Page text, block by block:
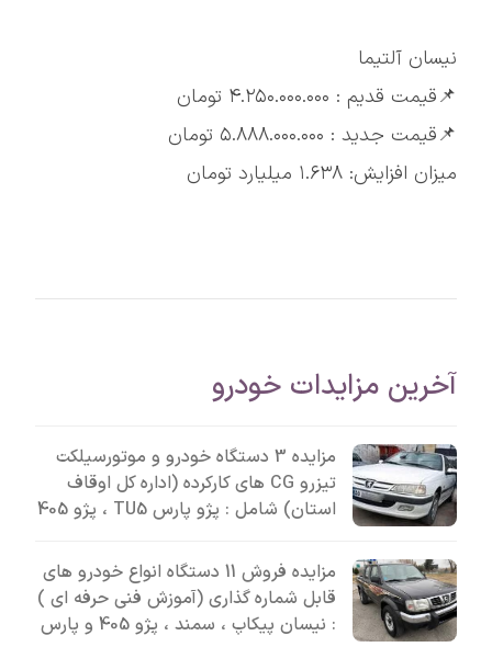
نیسان آلتیما
📌قیمت قدیم : ۴.۲۵۰.۰۰۰.۰۰۰ تومان
📌قیمت جدید : ۵.۸۸۸.۰۰۰.۰۰۰ تومان
میزان افزایش: ۱.۶۳۸ میلیارد تومان
آخرین مزایدات خودرو
مزایده 3 دستگاه خودرو و موتورسیلکت
تیزرو CG های کارکرده (اداره کل اوقاف
استان) شامل : پژو پارس TU5 ، پژو 405
مزایده فروش 11 دستگاه انواع خودرو های
قابل شماره گذاری (آموزش فنی حرفه ای )
: نیسان پیکاپ ، سمند ، پژو 405 و پارس